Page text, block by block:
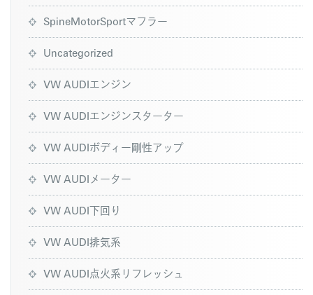
SpineMotorSportマフラー
Uncategorized
VW AUDIエンジン
VW AUDIエンジンスターター
VW AUDIボディー剛性アップ
VW AUDIメーター
VW AUDI下回り
VW AUDI排気系
VW AUDI点火系リフレッシュ